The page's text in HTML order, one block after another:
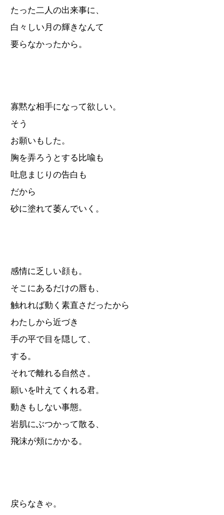
たった二人の出来事に、
白々しい月の輝きなんて
要らなかったから。
寡黙な相手になって欲しい。
そう
お願いもした。
胸を弄ろうとする比喩も
吐息まじりの告白も
だから
砂に塗れて萎んでいく。
感情に乏しい顔も。
そこにあるだけの唇も、
触れれば動く素直さだったから
わたしから近づき
手の平で目を隠して、
する。
それで離れる自然さ。
願いを叶えてくれる君。
動きもしない事態。
岩肌にぶつかって散る、
飛沫が頬にかかる。
戻らなきゃ。